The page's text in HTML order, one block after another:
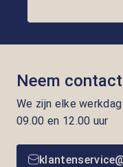
Neem
We zijn elke
09.00 en 12.00 uur